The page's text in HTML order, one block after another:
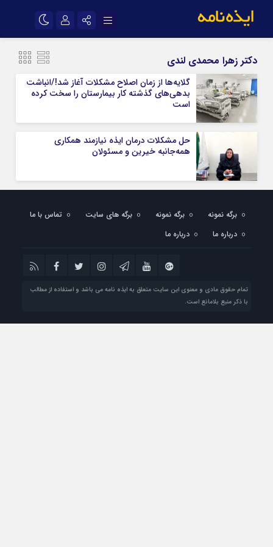
سروش
آپارات
اپلیکیشن رمز عبور
مرا به خاطر بسپار
دکتر زهرا محمدی لندی
گلایه‌ها از زمان اصلاح مشکلات آغاز شد!/انباشت
بدهی‌های گذشته کار بیمارستان را سخت کرده
است
حل مشکلات درمان ایذه نیازمند همکاری
همه‌جانبه خیرین و مسئولان
برگه نمونه برگه نمونه برگه های سایت
تماس با ما
درباره ما
درباره ما
تمام حقوق مادی و معنوی این سایت متعلق به ایذه نامه می باشد و استفاده از مطالب
با ذکر منبع بلامانع است.